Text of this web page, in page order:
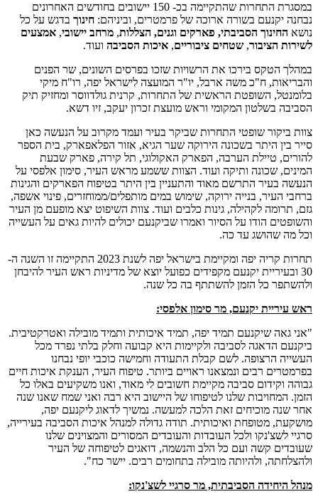
במסגרת התחרות שהתקיימה בכ- 150 יישובים בחודשים האחרונים
נבחנה יקנעם בשורה ארוכה של פרמטרים, וביניהם: חינוך בדגש על כל
נושא החינוך הסביבתי, פארקים וגנים, הצללות, מרחב יישובי, אמצעים
לשירות הציבור, שטחים ציבוריים, איכות הסביבה ועוד.
במהלך הטקס בירכו את הרשויות שזכו בפרסים השונים, שר הפנים
והבריאות, ח"כ משה ארבל, יו"ר המועצה לישראל יפה, רו"ח מיקי
בלומנטל, השופטת הראשית של התחרות, קרנית גולדווסר ומחזיק תיק
הסביבה בשלטון המקומי וראש מועצת זכרון יעקב, זיו דשא.
צוות ביקור שופטי התחרות שביקר בעיר ועמד מקרוב על הנעשה כאן
סייר בין היתר בשכונה הירוקה שער הגיא, אזור הפלאפארק, בית הספר
להורים, טיילת הערבה, הפארק האקולוגי, תל קירה, פארק שבעת
המינים, שכונה ותיקה ועוד. הצוות ששמע מראש העיר, סימון אלפסי על
הנעשה בעיר התרשם מאוד והתעניין בין היתר בטיפוח הפארקים והגינות
ברחבי העיר, בנייה ירוקה, שימוש במים מותפלים/ממוחזרים, פינוי אשפה,
גזם, תרומה לקהילה, גינות כלבים ועוד. צוות השיפוט יצא מופעם מן העיר
והשופטים הודו על הסיור ואמרו שביקנעם יכולים להיות גאים על העשייה
וכל מה שהושג עד כה.
תחרות קריה יפה ומקיימת בישראל יפה לשנת 2023 התקיימה זו השנה ה-
30 ובעיריית יקנעם מקפידים כפועל יוצא של מדיניות ראש העיר להיבחן
ולהשתפר כל הזמן להשתתף בה כל שנה.
ראש עיריית יקנעם, מר סימון אלפסי:
"אני גאה שיקנעם תמיד יפה, תמיד איכותית ותמיד מובילה ואטרקטיבית.
ביקנעם הדאגה לסביבה ולקיימות היא קבועה וחלק בלתי נפרד מכל
העשייה הרצופה. לשם קבלת התעודה וחמישה כוכבי יופי נבחנו
בפרמטרים רבים ונמצאנו ראויים ביותר. טיפוח העיר, הענקת איכות חיים
גבוהה וקידום סביבה מקיימת חשובים לי מאוד, ואנו משקיעים באלו כל
הזמן. המחויבות שלנו לטיפוחו של היישוב היא רבה ואני שמח שאנו שנה
אחר שנה מוכיחים זאת הלכה למעשה. נמשיך לדאוג ליקנעם יפה,
מושקעת, מטופחת ואיכותית. תודה גדולה למנהל איכות הסביבה בעירייה,
סרגיי לשצ'נקו ולכל העובדות והעובדים המסורים והמצוינים שלנו
שעובדים קשה ועם כל הלב והנשמה, דואגים לטיפוחה של העיר
ולהצלחתה, ולהיותה מובילה בתחומים רבים. יישר כח".
מנהל היחידה הסביבתית, מר סרגיי לשצ'נקו: